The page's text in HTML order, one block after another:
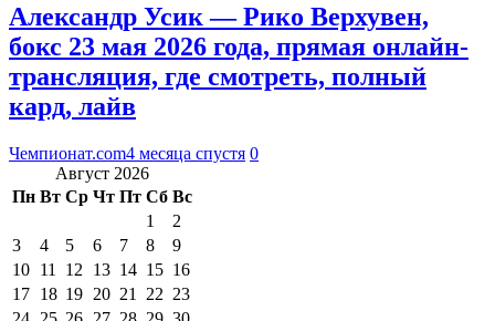
Александр Усик — Рико Верхувен,
бокс 23 мая 2026 года, прямая онлайн-
трансляция, где смотреть, полный
кард, лайв
Чемпионат.com4 месяца спустя 0
Август 2026
Пн Вт Ср Чт Пт Сб Вс
1
2
3
4 5 6 7 8
9
10 11 12 13 14 15 16
17 18 19 20 21 22 23